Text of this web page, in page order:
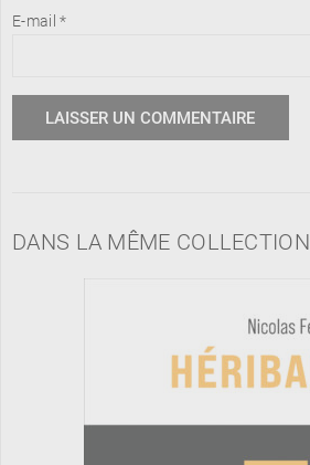
E-mail*
DANS LA MÊME COLLECTION